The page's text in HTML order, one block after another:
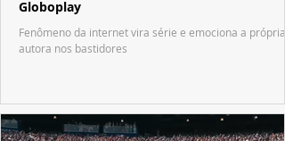
Globoplay
Fenômeno da internet vira série e emociona a própria
autora nos bastidores